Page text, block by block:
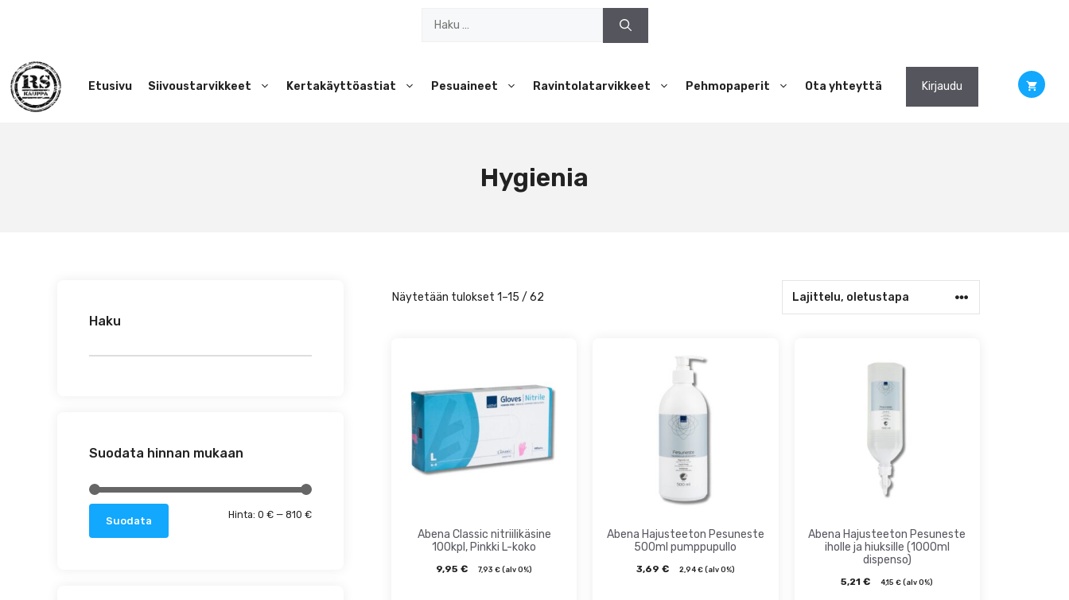
Etusivu Siivoustarvikkeet Kertakäyttöastiat Pesuaineet Ravintolatarvikkeet Pehmopaperit Ota yhteyttä Kirjaudu
Hygienia
Näytetään tulokset 1–15 / 62
Abena Classic nitriilikäsine
100kpl, Pinkki L-koko
9,95€ 7,93€ (alv 0%)
Abena Hajusteeton Pesuneste
500ml pumppupullo
3,69 € 2,94 €(alv 0%)
Abena Hajusteeton Pesuneste
iholle ja hiuksille (1000ml
dispenso)
5,21€ 4,15€ (alv 0%)
Haku
Suodata hinnan mukaan
Minimihinta
Maksimihinta
Suodata Hinta: 0 € — 810 €